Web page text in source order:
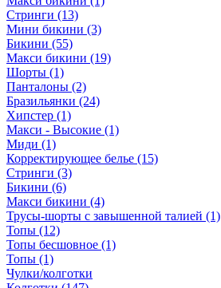
Стринги (13)
Мини бикини (3)
Бикини (55)
Макси бикини (19)
Шорты (1)
Панталоны (2)
Бразильянки (24)
Хипстер (1)
Макси - Высокие (1)
Миди (1)
Корректирующее белье (15)
Стринги (3)
Бикини (6)
Макси бикини (4)
Трусы-шорты с завышенной талией (1)
Топы (12)
Топы бесшовное (1)
Топы (1)
Чулки/колготки